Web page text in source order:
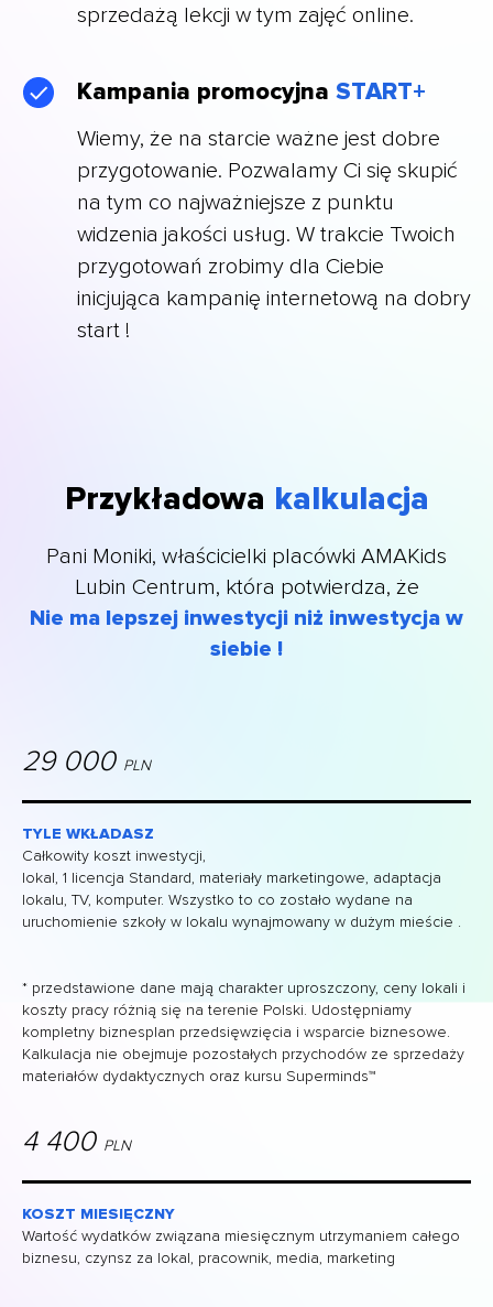
sprzedażą lekcji w tym zajęć online.
Kampania promocyjna START+
Wiemy, że na starcie ważne jest dobre
przygotowanie. Pozwalamy Ci się skupić
na tym co najważniejsze z punktu
widzenia jakości usług. W trakcie Twoich
przygotowań zrobimy dla Ciebie
inicjująca kampanię internetową na dobry
start !
Przykładowa kalkulacja
Pani Moniki, właścicielki placówki AMAKids
Lubin Centrum, która potwierdza, że
Nie ma lepszej inwestycji niż inwestycja w
siebie !
29 000 PLN
TYLE WKŁADASZ
Całkowity koszt inwestycji,
lokal, 1 licencja Standard, materiały marketingowe, adaptacja
lokalu, TV, komputer. Wszystko to co zostało wydane na
uruchomienie szkoły w lokalu wynajmowany w dużym mieście .
* przedstawione dane mają charakter uproszczony, ceny lokali i
koszty pracy różnią się na terenie Polski. Udostępniamy
kompletny biznesplan przedsięwzięcia i wsparcie biznesowe.
Kalkulacja nie obejmuje pozostałych przychodów ze sprzedaży
materiałów dydaktycznych oraz kursu Superminds™
4 400 PLN
KOSZT MIESIĘCZNY
Wartość wydatków związana miesięcznym utrzymaniem całego
biznesu, czynsz za lokal, pracownik, media, marketing